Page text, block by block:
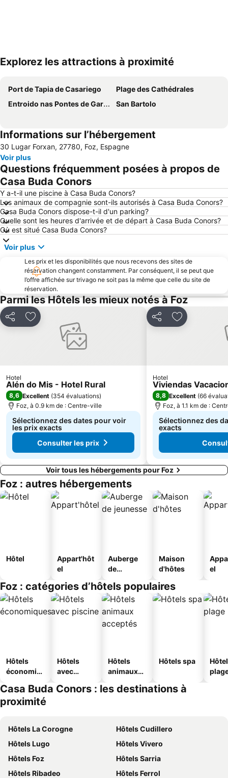
Explorez les attractions à proximité
Port de Tapia de Casariego
Plage des Cathédrales
Entroido nas Pontes de García Rodríguez
San Bartolo
Informations sur l’hébergement
30 Lugar Forxan, 27780, Foz, Espagne
Voir plus
Questions fréquemment posées à propos de
Casa Buda Conors
Y a-t-il une piscine à Casa Buda Conors?
Les animaux de compagnie sont-ils autorisés à Casa Buda Conors?
Casa Buda Conors dispose-t-il d'un parking?
Quelle sont les heures d'arrivée et de départ à Casa Buda Conors?
Où est situé Casa Buda Conors?
Voir plus
Les prix et les disponibilités que nous recevons des sites de
réservation changent constamment. Par conséquent, il se peut que
l’offre affichée sur trivago ne soit pas la même que celle du site de
réservation.
Parmi les Hôtels les mieux notés à Foz
PartagerAjouter à mes favoris
Hotel
Alén do Mis - Hotel Rural
8,6 Excellent (354 évaluations)
Foz, à 0.9 km de : Centre-ville
Sélectionnez des dates pour voir
les prix exacts
Consulter les prix
PartagerAjouter à
Hotel
Viviendas
8,8 Excellent (66
Foz, à 1.1 km de :
Sélectionnez des
exacts
Voir tous les hébergements pour Foz
Foz : autres hébergements
Hôtel
Appart'hôt
el
Auberge
de
Maison
d'hôtes
el
Foz : catégories d’hôtels populaires
Hôtels
économiq
Hôtels
avec
Hôtels
animaux
Hôtels spa
Casa Buda Conors : les destinations à
proximité
Hôtels La Corogne
Hôtels Cudillero
Hôtels Lugo
Hôtels Vivero
Hôtels Foz
Hôtels Sarria
Hôtels Ribadeo
Hôtels Ferrol